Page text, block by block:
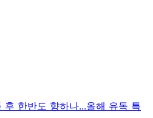
한반도 향하나...올해 유독 특